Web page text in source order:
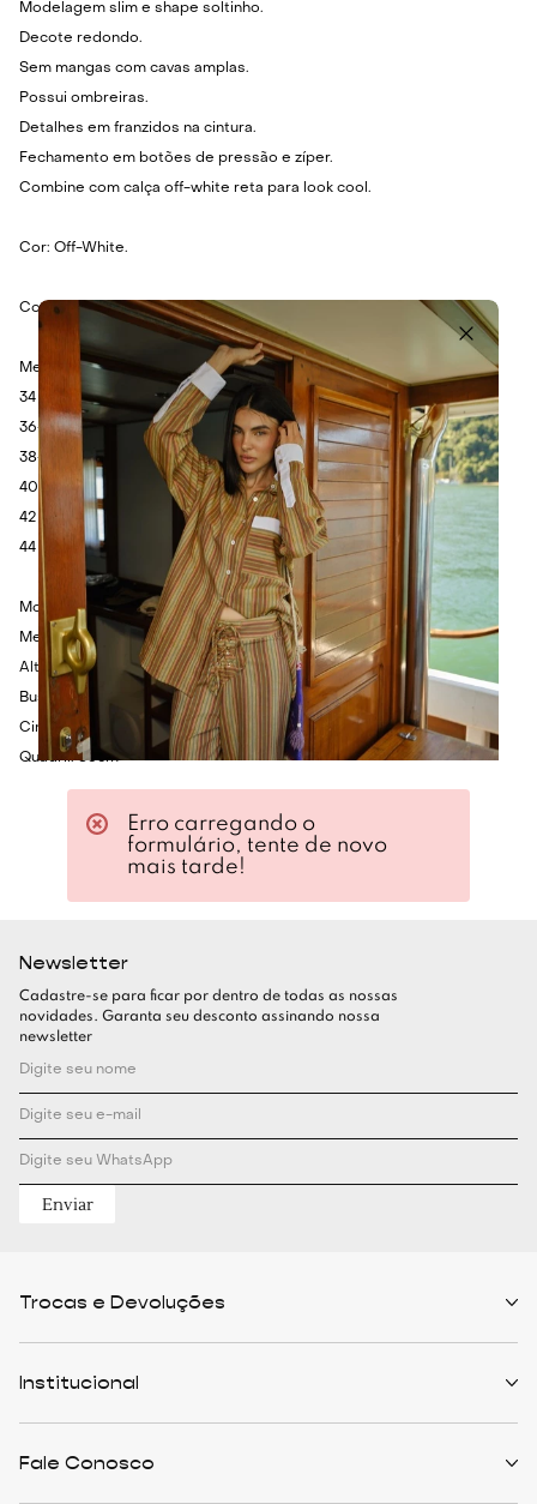
Modelagem slim e shape soltinho.
Decote redondo.
Sem mangas com cavas amplas.
Possui ombreiras.
Detalhes em franzidos na cintura.
Fechamento em botões de pressão e zíper.
Combine com calça off-white reta para look cool.
Cor: Off-White.
Composição: 71% Acetato, 29% Viscose.
Medidas:
34 - Busto: 84cm - Cintura: 62cm - Comprimento: 68cm.
36- Busto: 88cm - Cintura: 66cm - Comprimento: 70cm.
38- Busto: 92cm - Cintura: 70cm - Comprimento: 72cm.
40 - Busto: 96cm - Cintura: 74cm - Comprimento: 74cm.
42 - Busto: 100cm - Cintura: 78cm - Comprimento: 76cm.
44 - Busto: 104cm - Cintura: 82cm - Comprimento: 78cm.
Modelo veste P.
Medidas da Modelo:
Altura: 1.75cm
Busto: 80cm
Cintura: 60cm
Quadril: 86cm
Newsletter
Cadastre-se para ficar por dentro de todas as nossas
novidades. Garanta seu desconto assinando nossa
newsletter
Enviar
Trocas e Devoluções
Formas de Pagamento
Cashback
Institucional
The Outlist
Fale Conosco
Erro carregando o
formulário, tente de novo
mais tarde!